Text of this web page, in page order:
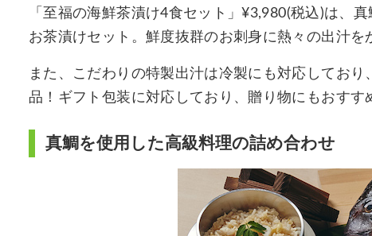
「至福の海鮮茶漬け4食セット」¥3,980(税込)は、
お茶漬けセット。鮮度抜群のお刺身に熱々の出汁を
また、こだわりの特製出汁は冷製にも対応してお
品！ギフト包装に対応しており、贈り物にもおすす
真鯛を使用した高級料理の詰め合わせ